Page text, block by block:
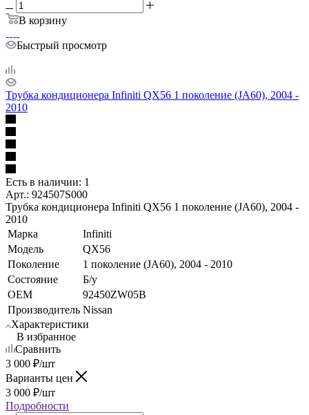
В корзину
Быстрый просмотр
Трубка кондиционера Infiniti QX56 1 поколение (JA60), 2004 -
2010
Есть в наличии: 1
Арт.: 924507S000
Трубка кондиционера Infiniti QX56 1 поколение (JA60), 2004 -
2010
Марка
Infiniti
Модель
QX56
Поколение
1 поколение (JA60), 2004 - 2010
Состояние
Б/у
OEM
92450ZW05B
Производитель Nissan
Характеристики
В избранное
Сравнить
3 000 ₽/шт
Варианты цен
3 000 ₽/шт
Подробности